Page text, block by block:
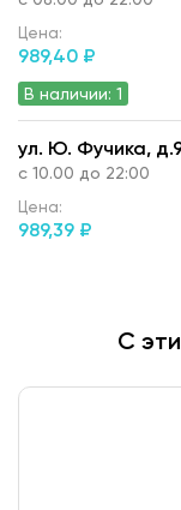
Цена:
989,40 ₽
В наличии: 1
ул. Ю. Фучика,
с 10.00 до 22:00
Цена:
989,39 ₽
ул. Г. Кариева,
С